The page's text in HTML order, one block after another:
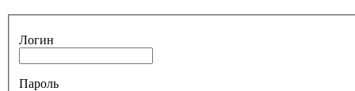
pyrography art
€880.00
Логин
Пароль